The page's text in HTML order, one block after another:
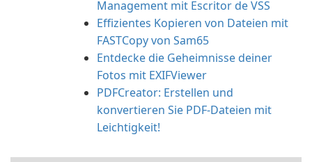
Management mit Escritor de VSS
Effizientes Kopieren von Dateien mit
FASTCopy von Sam65
Entdecke die Geheimnisse deiner
Fotos mit EXIFViewer
PDFCreator: Erstellen und
konvertieren Sie PDF-Dateien mit
Leichtigkeit!